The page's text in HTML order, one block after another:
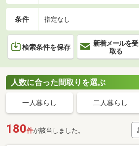
条件 指定なし
検索条件を保存
新着メールを受
取る
人数に合った間取りを選ぶ
一人暮らし 二人暮らし
180件が該当しました。